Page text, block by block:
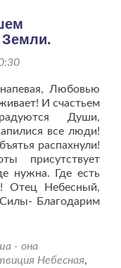
Земли.
Любовью
И счастьем
Души,
все люди!
распахнули!
присутствует
нужна. Где есть
Отец Небесный,
Благодарим
- она
Небесная,